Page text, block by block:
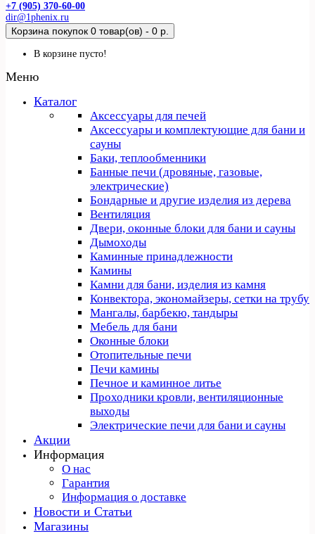
+7 (905) 370-60-00
dir@1phenix.ru
Корзина покупок 0 товар(ов) - 0 р.
В корзине пусто!
Меню
Каталог
Аксессуары для печей
Аксессуары и комплектующие для бани и
сауны
Баки, теплообменники
Банные печи (дровяные, газовые,
электрические)
Бондарные и другие изделия из дерева
Вентиляция
Двери, оконные блоки для бани и сауны
Дымоходы
Каминные принадлежности
Камины
Камни для бани, изделия из камня
Конвектора, экономайзеры, сетки на трубу
Мангалы, барбекю, тандыры
Мебель для бани
Оконные блоки
Отопительные печи
Печи камины
Печное и каминное литье
Проходники кровли, вeнтиляционные
выходы
Электрические печи для бани и сауны
Акции
Информация
О нас
Гарантия
Информация о доставке
Новости и Статьи
Магазины